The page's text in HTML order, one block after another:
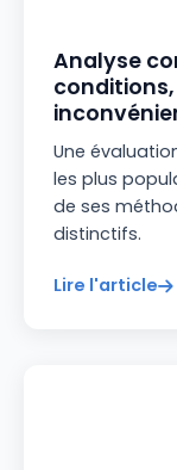
Analyse
Une
les plus
de ses
distinctifs.
Lire l'article